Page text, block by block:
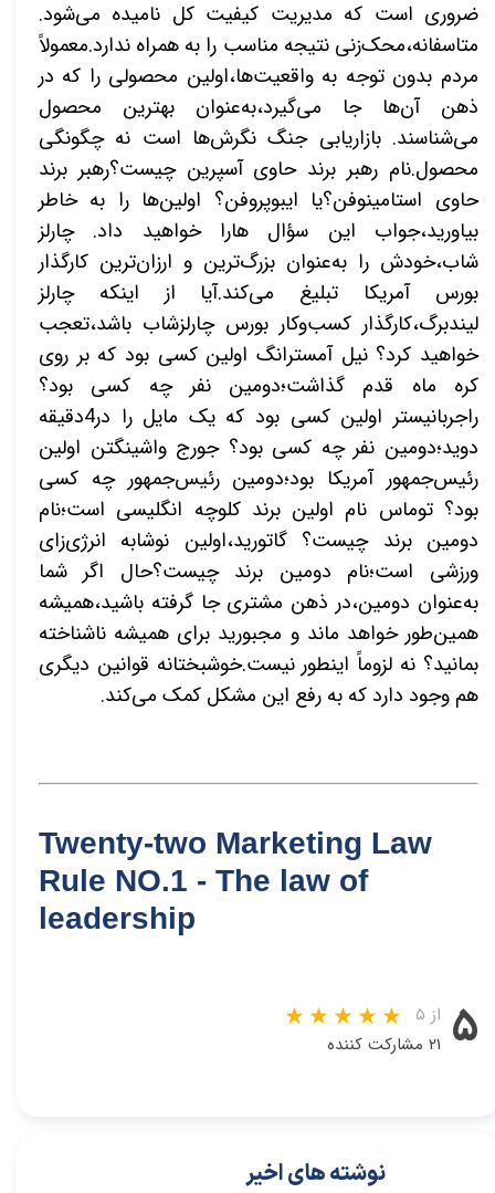
ضروری است که مدیریت کیفیت کل نامیده می‌شود.
متاسفانه،محک‌زنی نتیجه مناسب را به همراه ندارد.معمولاً
مردم بدون توجه به واقعیت‌ها،اولین محصولی را که در
ذهن آن‌ها جا می‌گیرد،به‌عنوان بهترین محصول
می‌شناسند. بازاریابی جنگ نگرش‌ها است نه چگونگی
محصول.نام رهبر برند حاوی آسپرین چیست؟رهبر برند
حاوی استامینوفن؟یا ایبوپروفن؟ اولین‌ها را به خاطر
بیاورید،جواب این سؤال هارا خواهید داد. چارلز
شاب،خودش را به‌عنوان بزرگ‌ترین و ارزان‌ترین کارگذار
بورس آمریکا تبلیغ می‌کند.آیا از اینکه چارلز
لیندبرگ،کارگذار کسب‌وکار بورس چارلزشاب باشد،تعجب
خواهید کرد؟ نیل آمسترانگ اولین کسی بود که بر روی
کره ماه قدم گذاشت؛دومین نفر چه کسی بود؟
راجربانیستر اولین کسی بود که یک مایل را در4دقیقه
دوید؛دومین نفر چه کسی بود؟ جورج واشینگتن اولین
رئیس‌جمهور آمریکا بود؛دومین رئیس‌جمهور چه کسی
بود؟ توماس نام اولین برند کلوچه انگلیسی است؛نام
دومین برند چیست؟ گاتورید،اولین نوشابه انرژی‌زای
ورزشی است؛نام دومین برند چیست؟حال اگر شما
به‌عنوان دومین،در ذهن مشتری جا گرفته باشید،همیشه
همین‌طور خواهد ماند و مجبورید برای همیشه ناشناخته
بمانید؟ نه لزوماً اینطور نیست.خوشبختانه قوانین دیگری
هم وجود دارد که به رفع این مشکل کمک می‌کند.
Twenty-two Marketing Law
Rule NO.1 - The law of
leadership
۵ از ۵
۲۱ مشارکت کننده
نوشته های اخیر